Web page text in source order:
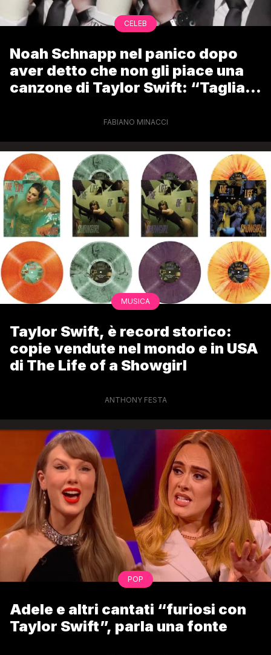
CELEB
Noah Schnapp nel panico dopo
aver detto che non gli piace una
canzone di Taylor Swift: “Taglia
FABIANO MINACCI
MUSICA
Taylor Swift, è record storico:
copie vendute nel mondo e in USA
di The Life of a Showgirl
ANTHONY FESTA
POP
Adele e altri cantati “furiosi con
Taylor Swift”, parla una fonte